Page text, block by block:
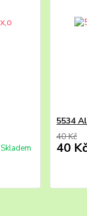
Skladem
5534
40 Kč
40